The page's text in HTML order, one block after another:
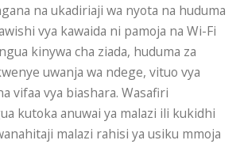
na ukadiriaji wa nyota na huduma
vya kawaida ni pamoja na Wi-Fi
kinywa cha ziada, huduma za
uwanja wa ndege, vituo vya
vifaa vya biashara. Wasafiri
kutoka anuwai ya malazi ili kukidhi
malazi rahisi ya usiku mmoja